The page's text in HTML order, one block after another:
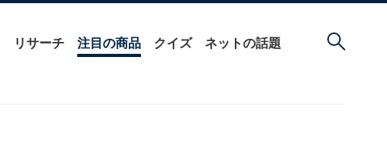
リサーチ 注目の商品 クイズ ネットの話題